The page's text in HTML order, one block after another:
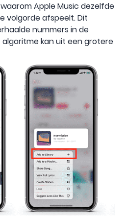
Apple Music dezelfde
volgorde afspeelt. Dit
nummers in de
kan uit een grotere